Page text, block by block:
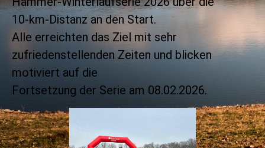
10‑km‑Distanz an den Start.
Alle erreichten das Ziel mit sehr
zufriedenstellenden Zeiten und blicken
motiviert auf die
Fortsetzung der Serie am 08.02.2026.